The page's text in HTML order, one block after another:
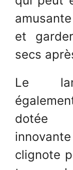
et
secs
Le
dotée
clignote